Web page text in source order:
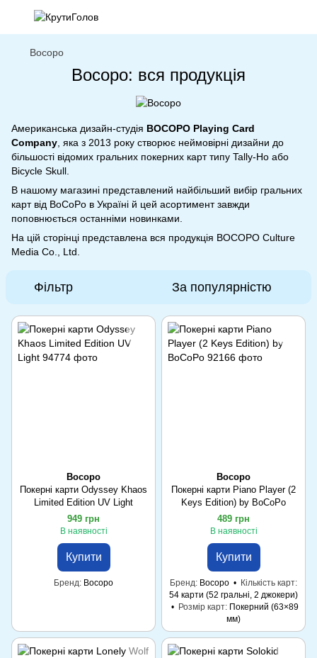
Bocopo
Bocopo: вся продукція
Американська дизайн-студія BOCOPO Playing Card
Company, яка з 2013 року створює неймовірні дизайни до
більшості відомих гральних покерних карт типу Tally-Ho або
Bicycle Skull.
В нашому магазині представлений найбільший вибір гральних
карт від BoCoPo в Україні й цей асортимент завжди
поповнюється останніми новинками.
На цій сторінці представлена вся продукція BOCOPO Culture
Media Co., Ltd.
Фільтр За популярністю
Bocopo
Покерні карти Odyssey Khaos
Limited Edition UV Light
949 грн
В наявності
Купити
Бренд Bocopo
Bocopo
Покерні карти Piano Player (2
Keys Edition) by BoCoPo
489 грн
В наявності
Купити
Бренд Bocopo
Кількість карт
54 карти (52 гральні, 2 джокери)
Розмір карт
Покерний (63×89
мм)